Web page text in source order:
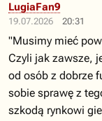
19.07.2026 20:31
LugiaFan9
"Musimy mieć
Czyli jak zawsze,
od osób z dobrze
sobie sprawę z
szkodą rynkowi